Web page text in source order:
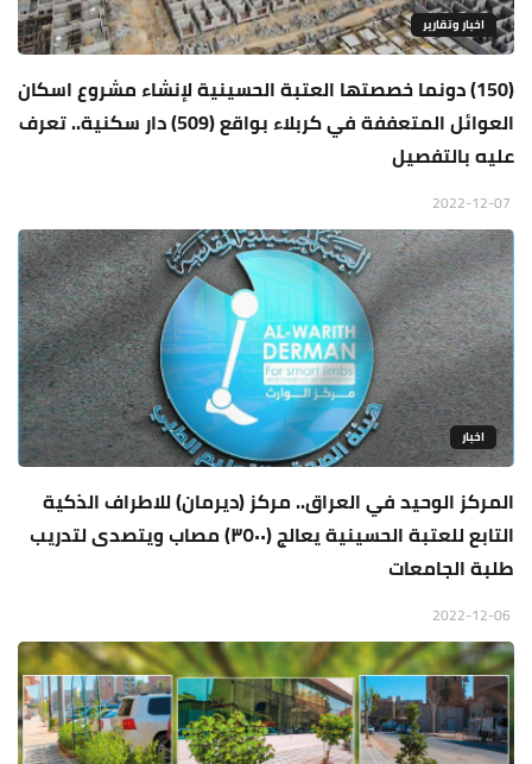
اخبار وتقارير
(150) دونما خصصتها العتبة الحسينية لإنشاء مشروع اسكان
العوائل المتعففة في كربلاء بواقع (509) دار سكنية.. تعرف
عليه بالتفصيل
اخبار
المركز الوحيد في العراق.. مركز (ديرمان) للاطراف الذكية
التابع للعتبة الحسينية يعالج (٣٥٠٠) مصاب ويتصدى لتدريب
طلبة الجامعات